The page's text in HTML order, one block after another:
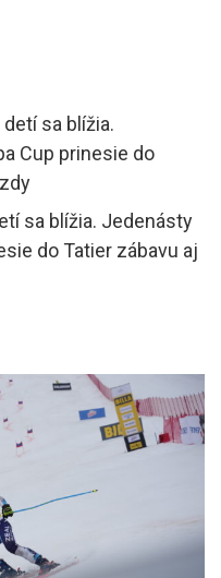
sa blížia. Jedenásty
do Tatier zábavu aj